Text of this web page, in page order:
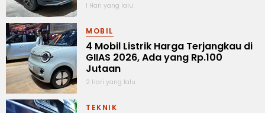
1 Hari yang lalu
MOBIL
4 Mobil Listrik Harga Terjangkau di
GIIAS 2026, Ada yang Rp.100
Jutaan
2 Hari yang lalu
TEKNIK